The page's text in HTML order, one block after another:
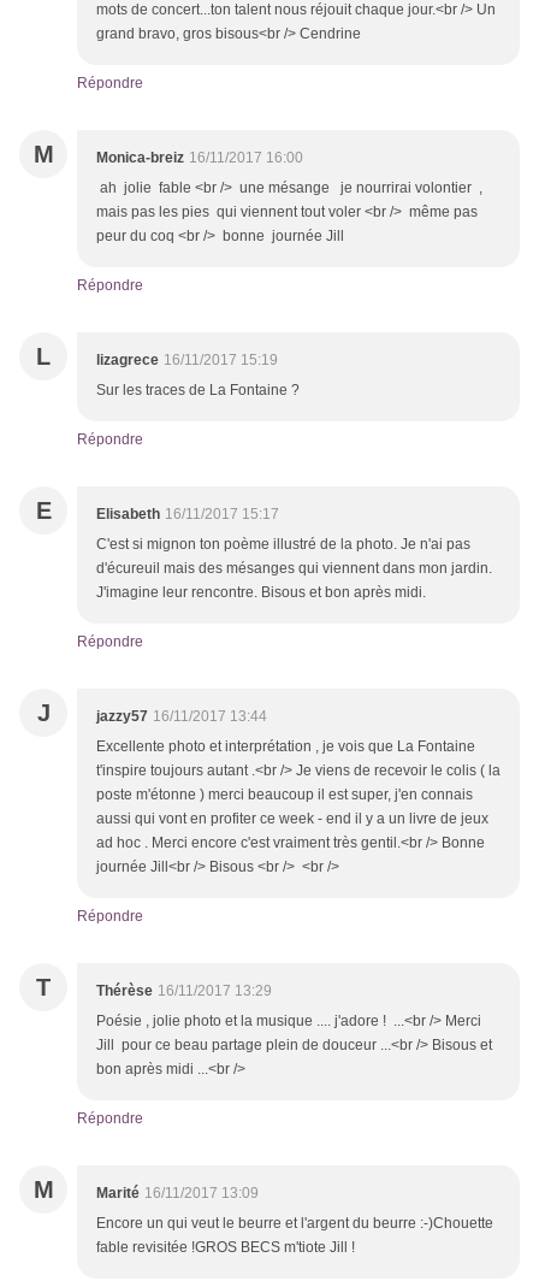
mots de concert...ton talent nous réjouit chaque jour.<br /> Un
grand bravo, gros bisous<br /> Cendrine
Répondre
M Monica-breiz 16/11/2017 16:00
ah jolie fable <br /> une mésange je nourrirai volontier ,
mais pas les pies qui viennent tout voler <br /> même pas
peur du coq <br /> bonne journée Jill
Répondre
L lizagrece 16/11/2017 15:19
Sur les traces de La Fontaine ?
Répondre
E Elisabeth 16/11/2017 15:17
C'est si mignon ton poème illustré de la photo. Je n'ai pas
d'écureuil mais des mésanges qui viennent dans mon jardin.
J'imagine leur rencontre. Bisous et bon après midi.
Répondre
J jazzy57 16/11/2017 13:44
Excellente photo et interprétation , je vois que La Fontaine
t'inspire toujours autant .<br /> Je viens de recevoir le colis ( la
poste m'étonne ) merci beaucoup il est super, j'en connais
aussi qui vont en profiter ce week - end il y a un livre de jeux
ad hoc . Merci encore c'est vraiment très gentil.<br /> Bonne
journée Jill<br /> Bisous <br /> <br />
Répondre
T Thérèse 16/11/2017 13:29
Poésie , jolie photo et la musique .... j'adore ! ...<br /> Merci
Jill pour ce beau partage plein de douceur ...<br /> Bisous et
bon après midi ...<br />
Répondre
M Marité 16/11/2017 13:09
Encore un qui veut le beurre et l'argent du beurre :-)Chouette
fable revisitée !GROS BECS m'tiote Jill !